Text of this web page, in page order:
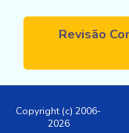
Revisão
Copyright (c) 2006-
2026